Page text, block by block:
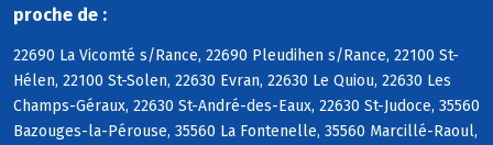
proche de :
22690 La Vicomté s/Rance, 22690 Pleudihen s/Rance, 22100 St-
Hélen, 22100 St-Solen, 22630 Evran, 22630 Le Quiou, 22630 Les
Champs-Géraux, 22630 St-André-des-Eaux, 22630 St-Judoce, 35560
Bazouges-la-Pérouse, 35560 La Fontenelle, 35560 Marcillé-Raoul,